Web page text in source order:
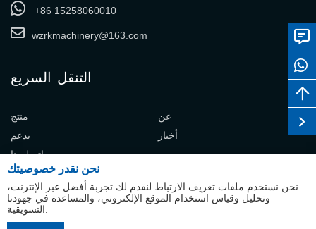
+86 15258060010
wzrkmachinery@163.com
التنقل السريع
منتج
عن
يدعم
أخبار
اتصل بنا
جميع الحقوق محفوظة لشركة رويكانغ
نحن نقدر خصوصيتك
نحن نستخدم ملفات تعريف الارتباط لنقدم لك تجربة أفضل عبر الإنترنت،
وتحليل وقياس استخدام الموقع الإلكتروني، والمساعدة في جهودنا